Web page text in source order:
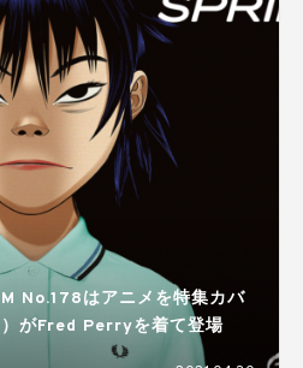
No.178はアニメを特集カバ
がFred Perryを着て登場